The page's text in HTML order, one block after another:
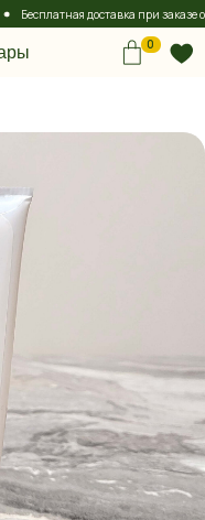
Бесплатная доставка при заказе
0
0